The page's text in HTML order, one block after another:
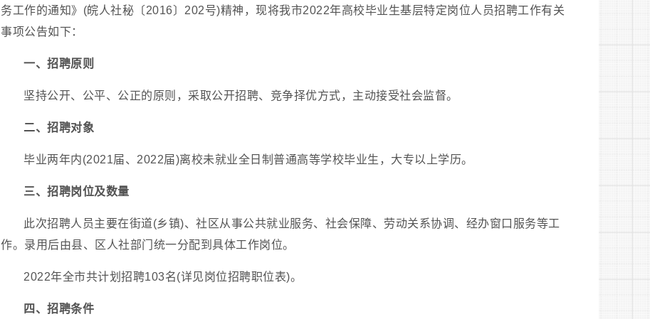
务工作的通知》(皖人社秘〔2016〕202号)精神，现将我市2022年高校毕业生基层特定岗位人员招聘工作有关
事项公告如下：
一、招聘原则
坚持公开、公平、公正的原则，采取公开招聘、竞争择优方式，主动接受社会监督。
二、招聘对象
毕业两年内(2021届、2022届)离校未就业全日制普通高等学校毕业生，大专以上学历。
三、招聘岗位及数量
此次招聘人员主要在街道(乡镇)、社区从事公共就业服务、社会保障、劳动关系协调、经办窗口服务等工
作。录用后由县、区人社部门统一分配到具体工作岗位。
2022年全市共计划招聘103名(详见岗位招聘职位表)。
四、招聘条件